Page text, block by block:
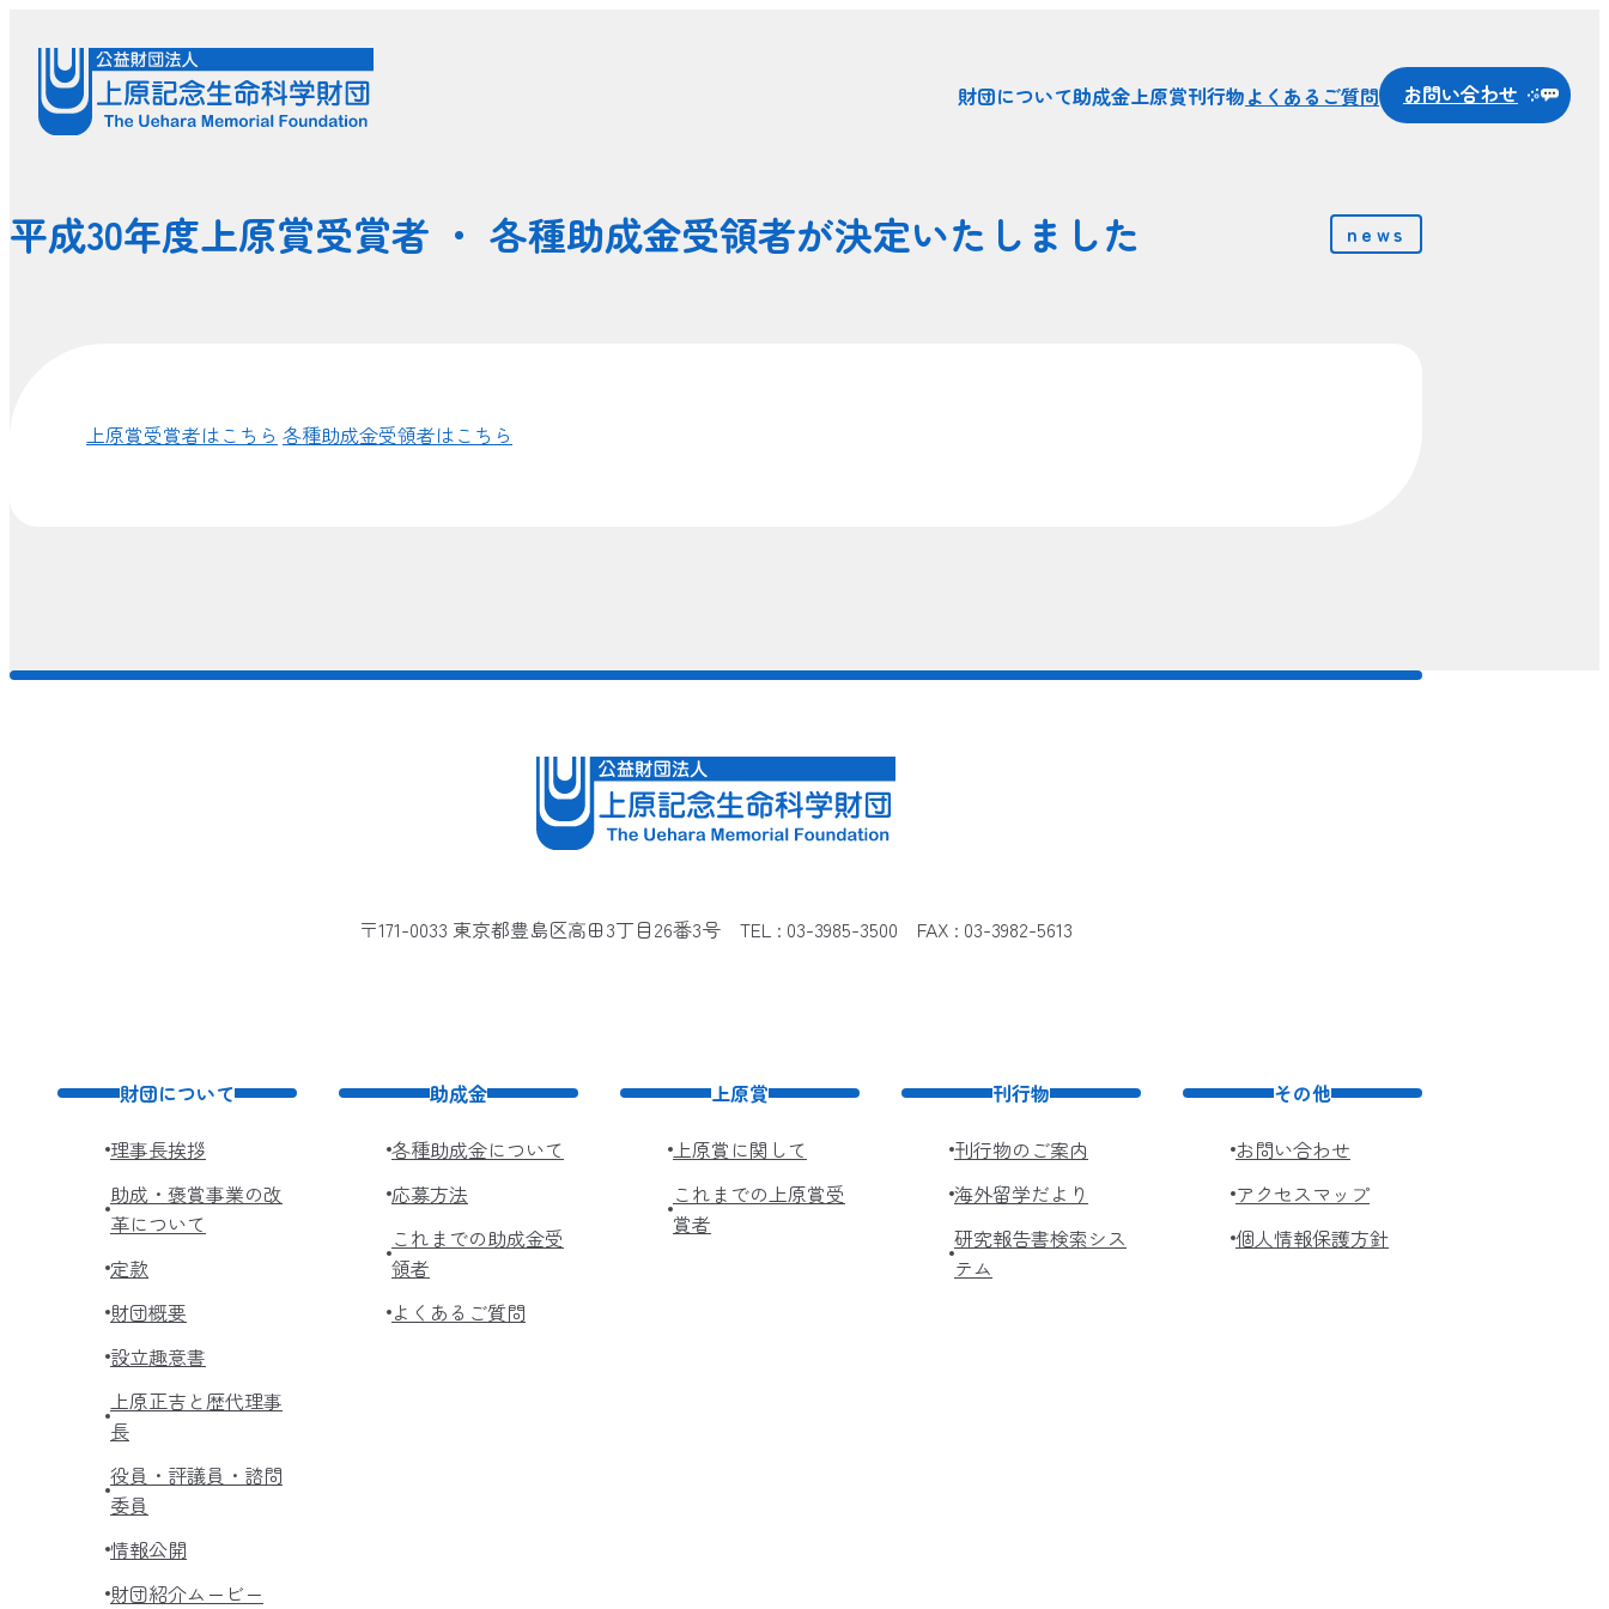
財団について助成金上原賞刊行物よくあるご質問 お問い合わせ
平成30年度上原賞受賞者 ・ 各種助成金受領者が決定いたしました news
上原賞受賞者はこちら 各種助成金受領者はこちら
〒171-0033 東京都豊島区高田3丁目26番3号 TEL : 03-3985-3500 FAX : 03-3982-5613
財団について
理事長挨拶
助成・褒賞事業の改
革について
定款
財団概要
設立趣意書
上原正吉と歴代理事
長
役員・評議員・諮問
委員
情報公開
財団紹介ムービー
助成金
各種助成金について
応募方法
これまでの助成金受
領者
よくあるご質問
上原賞
上原賞に関して
これまでの上原賞受
賞者
刊行物
刊行物のご案内
海外留学だより
研究報告書検索シス
テム
その他
お問い合わせ
アクセスマップ
個人情報保護方針